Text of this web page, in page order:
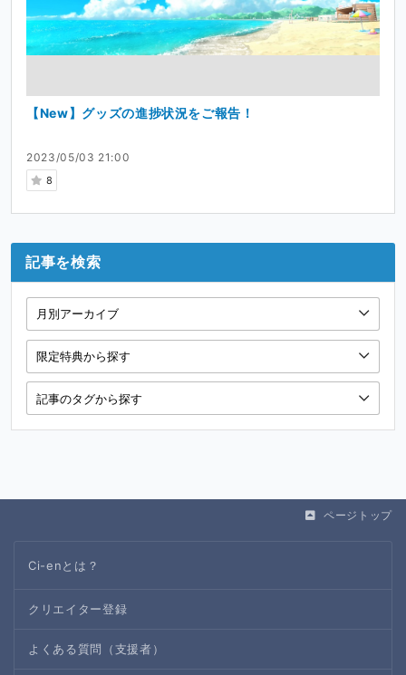
2023/05/03 21:00
8
【New】グッズの進捗状況をご報告！
記事を検索
ページトップ
Ci-enとは？
クリエイター登録
よくある質問（支援者）